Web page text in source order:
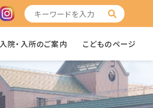
入院・入所のご案内 こどものページ